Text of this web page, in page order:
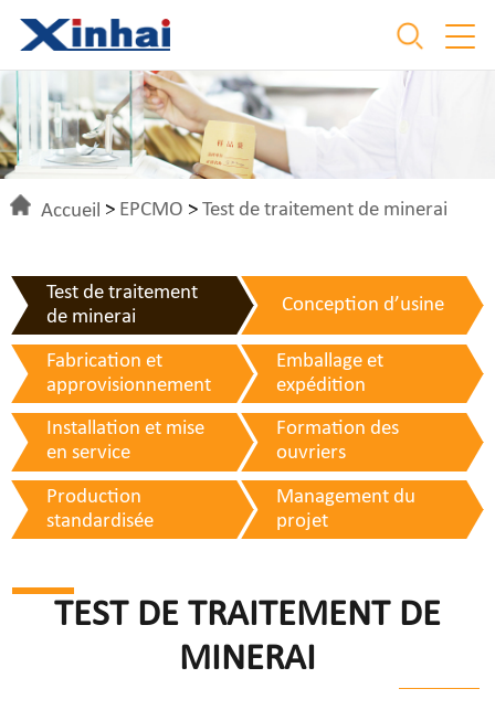
Accueil > EPCMO >Test de traitement de minerai
Test de traitement
de minerai
Conception d’usine
Fabrication et
approvisionnement
Emballage et
expédition
Installation et mise
en service
Formation des
ouvriers
Production
standardisée
Management du
projet
TEST DE TRAITEMENT DE
MINERAI